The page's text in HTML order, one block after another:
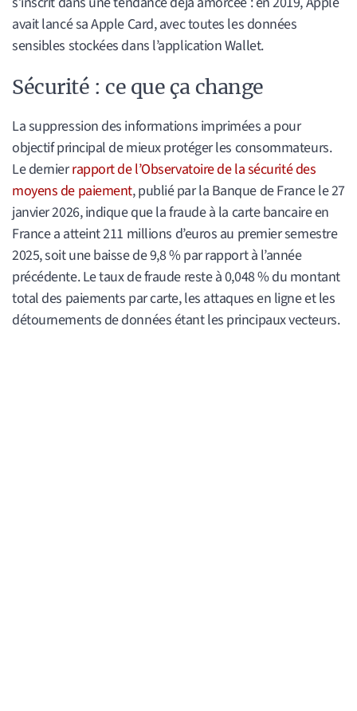
avait lancé sa Apple Card, avec toutes les données
sensibles stockées dans l’application Wallet.
Sécurité : ce que ça change
La suppression des informations imprimées a pour
objectif principal de mieux protéger les consommateurs.
Le dernierrapport de l’Observatoire de la sécurité des
moyens de paiement, publié par la Banque de France le 27
janvier 2026, indique que la fraude à la carte bancaire en
France a atteint 211 millions d’euros au premier semestre
2025, soit une baisse de 9,8 % par rapport à l’année
précédente. Le taux de fraude reste à 0,048 % du montant
total des paiements par carte, les attaques en ligne et les
détournements de données étant les principaux vecteurs.